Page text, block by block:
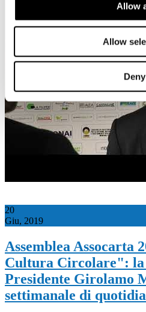
Allow
Allow
Deny
20
Giu, 2019
Assemblea Assocarta
Cultura Circolare": la
Presidente Girolamo
settimanale di